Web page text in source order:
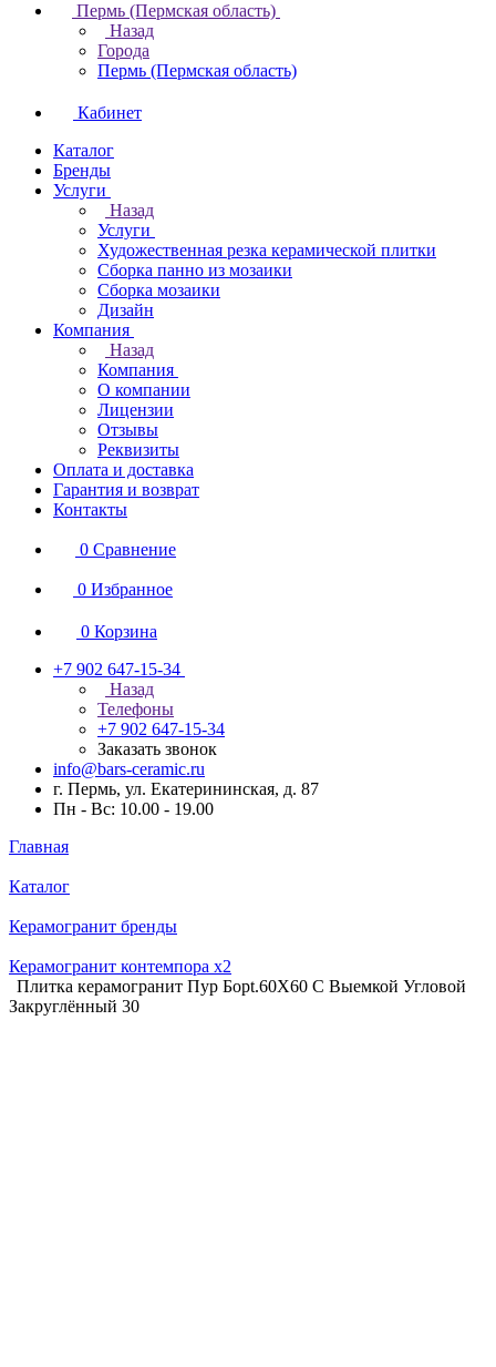
Пермь (Пермская область)
Назад
Города
Пермь (Пермская область)
Кабинет
Каталог
Бренды
Услуги
Назад
Услуги
Художественная резка керамической плитки
Сборка панно из мозаики
Сборка мозаики
Дизайн
Компания
Назад
Компания
О компании
Лицензии
Отзывы
Реквизиты
Оплата и доставка
Гарантия и возврат
Контакты
0 Сравнение
0 Избранное
0 Корзина
+7 902 647-15-34
Назад
Телефоны
+7 902 647-15-34
Заказать звонок
info@bars-ceramic.ru
г. Пермь, ул. Екатерининская, д. 87
Пн - Вс: 10.00 - 19.00
Главная
Каталог
Керамогранит бренды
Керамогранит контемпора x2
Плитка керамогранит Пур Борt.60X60 С Выемкой Угловой
Закруглённый 30